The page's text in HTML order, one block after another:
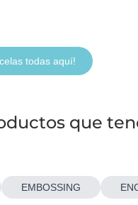
todas aquí!
que
EMBOSSING